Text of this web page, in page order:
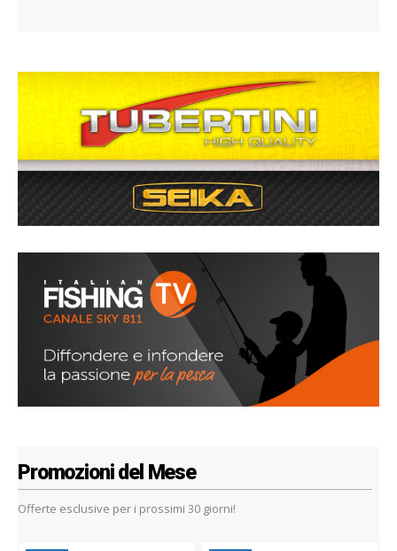
Promozioni del Mese
Offerte esclusive per i prossimi 30 giorni!